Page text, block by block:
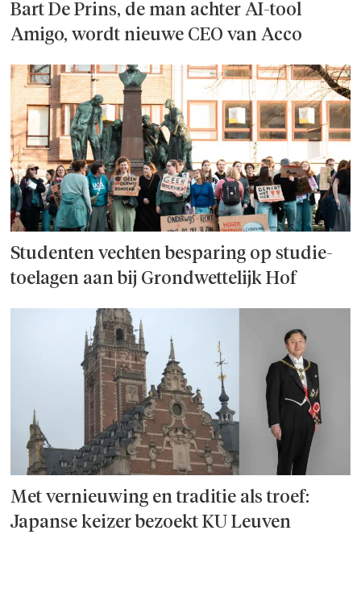
Bart De Prins, de man achter AI-tool
Amigo, wordt nieuwe CEO van Acco
Studenten vechten besparing op studie­
toelagen aan bij Grondwettelijk Hof
Met vernieuwing en traditie als troef:
Japanse keizer bezoekt KU Leuven